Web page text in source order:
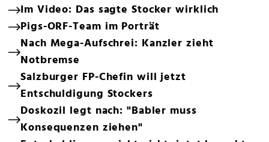
Im Video: Das sagte Stocker wirklich
Pigs-ORF-Team im Porträt
Nach Mega-Aufschrei: Kanzler zieht
Notbremse
Salzburger FP-Chefin will jetzt
Entschuldigung Stockers
Doskozil legt nach: "Babler muss
Konsequenzen ziehen"